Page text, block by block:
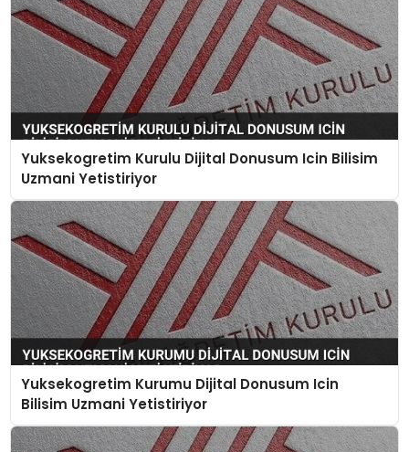
Yuksekogretim Kurulu Dijital Donusum Icin Bilisim
Uzmani Yetistiriyor
Yuksekogretim Kurumu Dijital Donusum Icin
Bilisim Uzmani Yetistiriyor